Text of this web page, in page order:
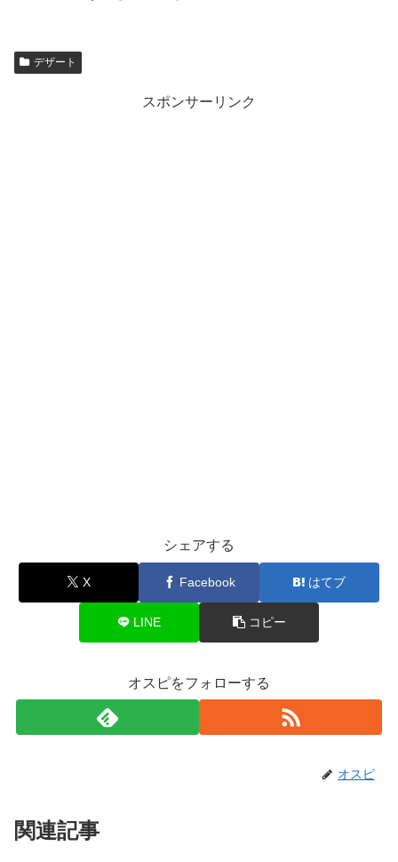
デザート
スポンサーリンク
シェアする
X Facebook はてブ
LINE コピー
オスピをフォローする
オスピ
関連記事